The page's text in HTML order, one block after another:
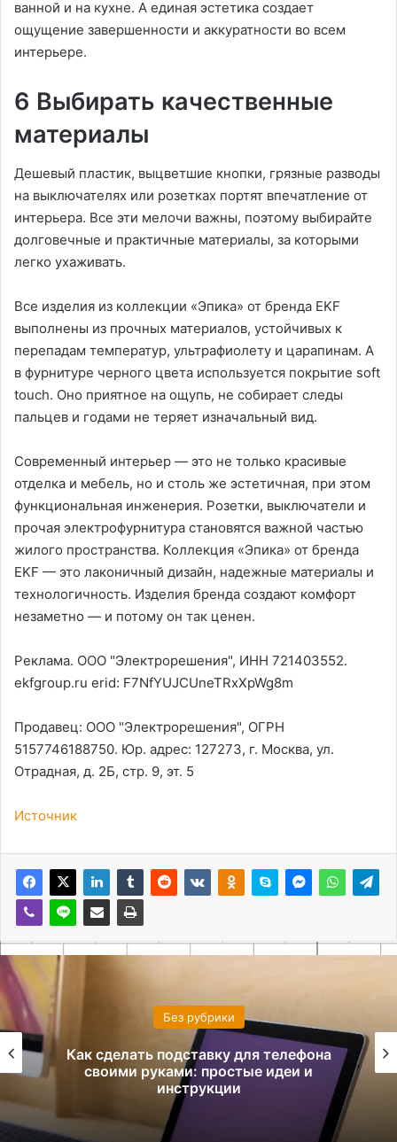
ванной и на кухне. А единая эстетика создает
ощущение завершенности и аккуратности во всем
интерьере.
6 Выбирать качественные
материалы
Дешевый пластик, выцветшие кнопки, грязные разводы
на выключателях или розетках портят впечатление от
интерьера. Все эти мелочи важны, поэтому выбирайте
долговечные и практичные материалы, за которыми
легко ухаживать.
Все изделия из коллекции «Эпика» от бренда EKF
выполнены из прочных материалов, устойчивых к
перепадам температур, ультрафиолету и царапинам. А
в фурнитуре черного цвета используется покрытие soft
touch. Оно приятное на ощупь, не собирает следы
пальцев и годами не теряет изначальный вид.
Современный интерьер — это не только красивые
отделка и мебель, но и столь же эстетичная, при этом
функциональная инженерия. Розетки, выключатели и
прочая электрофурнитура становятся важной частью
жилого пространства. Коллекция «Эпика» от бренда
EKF — это лаконичный дизайн, надежные материалы и
технологичность. Изделия бренда создают комфорт
незаметно — и потому он так ценен.
Реклама. ООО "Электрорешения", ИНН 721403552.
ekfgroup.ru erid: F7NfYUJCUneTRxXpWg8m
Продавец: ООО "Электрорешения", ОГРН
5157746188750. Юр. адрес: 127273, г. Москва, ул.
Отрадная, д. 2Б, стр. 9, эт. 5
Источник
Без рубрики
Как сделать подставку для телефона
своими руками: простые идеи и
инструкции